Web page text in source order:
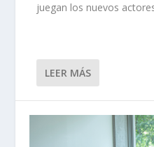
juegan los nuevos
LEER MÁS